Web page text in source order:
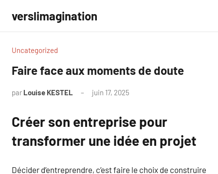
contenu
verslimagination
Uncategorized
Faire face aux moments de doute
par Louise KESTEL juin 17, 2025
Créer son entreprise pour
transformer une idée en projet
Décider d’entreprendre, c’est faire le choix de construire